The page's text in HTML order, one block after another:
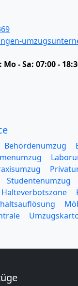
Mo - Sa: 07:00 -
Behördenumzug
Studentenumzug
Halteverbotszone